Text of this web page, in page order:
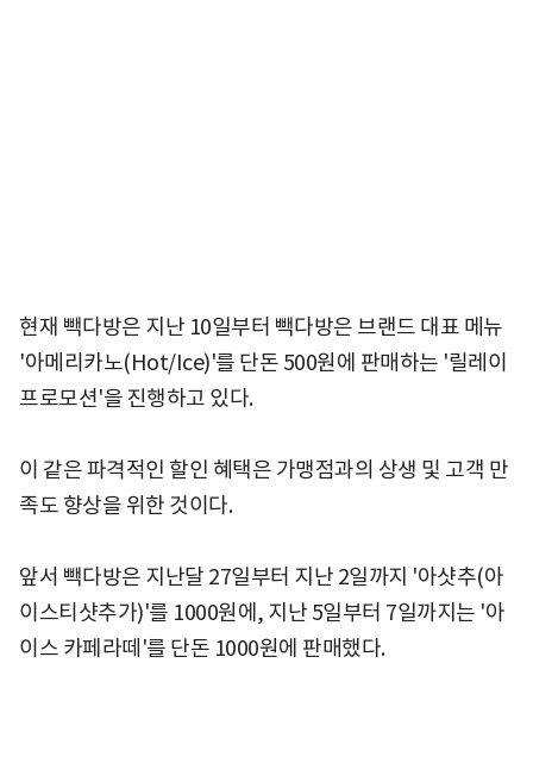
현재 빽다방은 지난 10일부터 빽다방은 브랜드 대표 메뉴
'아메리카노(Hot/Ice)'를 단돈 500원에 판매하는 '릴레이
프로모션'을 진행하고 있다.
이 같은 파격적인 할인 혜택은 가맹점과의 상생 및 고객 만
족도 향상을 위한 것이다.
앞서 빽다방은 지난달 27일부터 지난 2일까지 '아샷추(아
이스티샷추가)'를 1000원에, 지난 5일부터 7일까지는 '아
이스 카페라떼'를 단돈 1000원에 판매했다.